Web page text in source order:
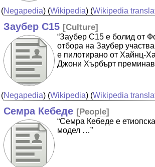
(Negapedia) (Wikipedia) (Wikipedia
Заубер C15 [Culture]
“Заубер C15 е болид от
отбора на Заубер
е пилотирано от Хайнц-
Джони Хърбърт
(Negapedia) (Wikipedia) (Wikipedia
Семра Кебеде [People]
“Семра Кебеде e
модел …”